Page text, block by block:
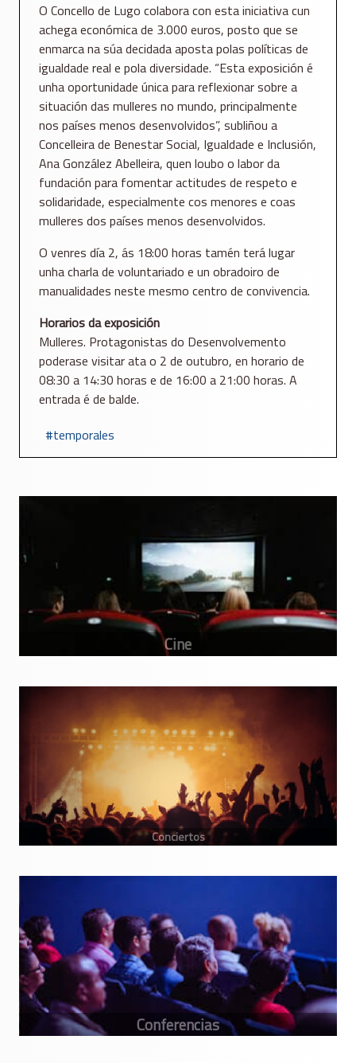
O Concello de Lugo colabora con esta iniciativa cun
achega económica de 3.000 euros, posto que se
enmarca na súa decidada aposta polas políticas de
igualdade real e pola diversidade. “Esta exposición é
unha oportunidade única para reflexionar sobre a
situación das mulleres no mundo, principalmente
nos países menos desenvolvidos”, subliñou a
Concelleira de Benestar Social, Igualdade e Inclusión,
Ana González Abelleira, quen loubo o labor da
fundación para fomentar actitudes de respeto e
solidaridade, especialmente cos menores e coas
mulleres dos países menos desenvolvidos.
O venres día 2, ás 18:00 horas tamén terá lugar
unha charla de voluntariado e un obradoiro de
manualidades neste mesmo centro de convivencia.
Horarios da exposición
Mulleres. Protagonistas do Desenvolvemento
poderase visitar ata o 2 de outubro, en horario de
08:30 a 14:30 horas e de 16:00 a 21:00 horas. A
entrada é de balde.
temporales